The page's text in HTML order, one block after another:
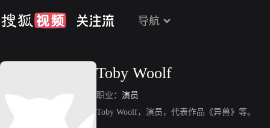
导航
Toby Woolf
职业： 演员
Toby Woolf，演员，代表作品《异兽》等。